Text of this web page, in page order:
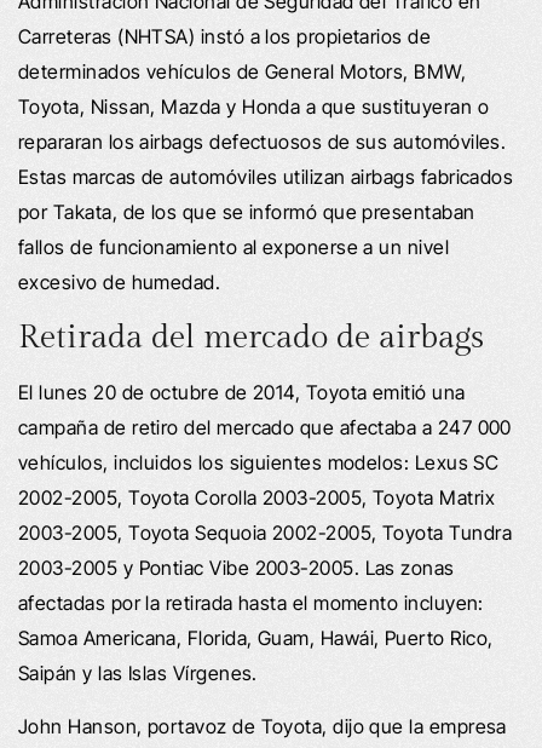
Carreteras (NHTSA) instó a los propietarios de
determinados vehículos de General Motors, BMW,
Toyota, Nissan, Mazda y Honda a que sustituyeran o
repararan los airbags defectuosos de sus automóviles.
Estas marcas de automóviles utilizan airbags fabricados
por Takata, de los que se informó que presentaban
fallos de funcionamiento al exponerse a un nivel
excesivo de humedad.
Retirada del mercado de airbags
El lunes 20 de octubre de 2014, Toyota emitió una
campaña de retiro del mercado que afectaba a 247 000
vehículos, incluidos los siguientes modelos: Lexus SC
2002-2005, Toyota Corolla 2003-2005, Toyota Matrix
2003-2005, Toyota Sequoia 2002-2005, Toyota Tundra
2003-2005 y Pontiac Vibe 2003-2005. Las zonas
afectadas por la retirada hasta el momento incluyen:
Samoa Americana, Florida, Guam, Hawái, Puerto Rico,
Saipán y las Islas Vírgenes.
John Hanson, portavoz de Toyota, dijo que la empresa